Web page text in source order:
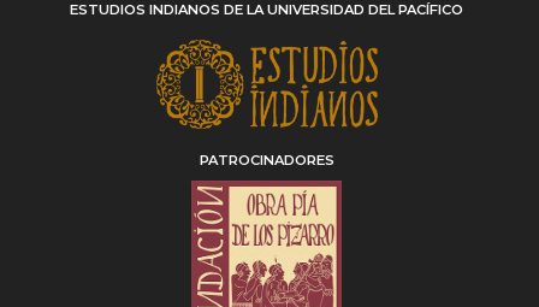
ESTUDIOS INDIANOS DE LA UNIVERSIDAD DEL PACÍFICO
PATROCINADORES